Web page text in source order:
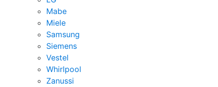
Mabe
Miele
Samsung
Siemens
Vestel
Whirlpool
Zanussi